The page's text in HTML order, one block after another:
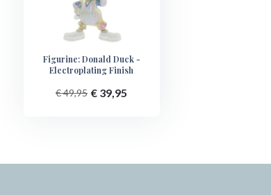
Figurine: Donald Duck -
Electroplating Finish
€ 49,95 € 39,95